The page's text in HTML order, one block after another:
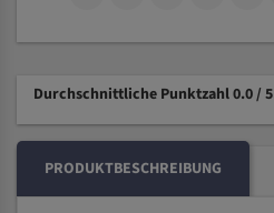
Durchschnittliche Punktzahl 0.0 / 5
PRODUKTBESCHREIBUNG